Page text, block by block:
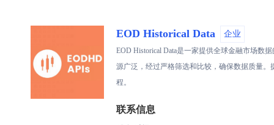
EOD Historical Data 企业
EOD Historical Data是一家提供全球金融市场数
源广泛，经过严格筛选和比较，确保数据质量。
程。
联系信息